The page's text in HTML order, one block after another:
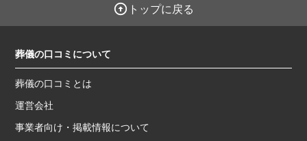
トップに戻る
葬儀の口コミについて
葬儀の口コミとは
運営会社
事業者向け・掲載情報について